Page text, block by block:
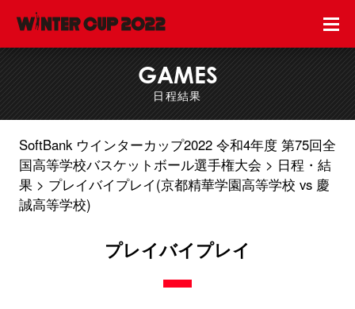
GAMES
日程結果
SoftBank ウインターカップ2022 令和4年度 第75回全
国高等学校バスケットボール選手権大会
日程・結
果
プレイバイプレイ(京都精華学園高等学校 vs 慶
誠高等学校)
プレイバイプレイ